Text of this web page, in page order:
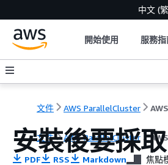
中文 (
開始使用 服務指
文件 AWS ParallelCluster
文件 AWS ParallelCluster
安裝後要採
PDF RSS Markdown 焦點